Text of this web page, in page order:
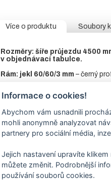
Více o produktu Soubory
Rozměry: šíře průjezdu 4500
v objednávací tabulce.
Rám: jekl 60/60/3 mm – černý
Výplň: svislevevařenýjekl 20/
Sada komponent pro
Zavírací mechanismus:
není
produktech.V případě ručně
Povrchová úprava: žárový
Informace o cookies!
Abychom vám usnadnili
mohli anonymně analyzovat
partnery pro sociální média,
Jejich nastavení upravíte
můžete změnit. Podrobnější
používání souborů cookies.